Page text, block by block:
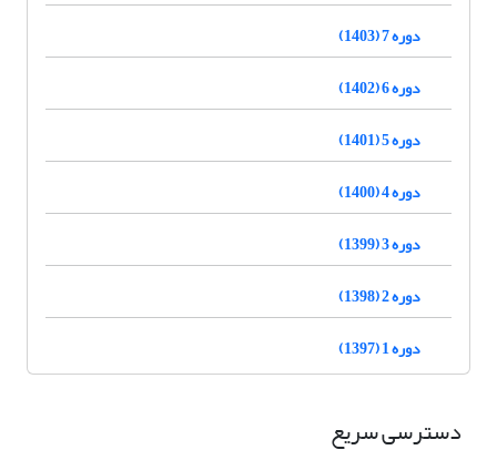
دوره 7 (1403)
دوره 6 (1402)
دوره 5 (1401)
دوره 4 (1400)
دوره 3 (1399)
دوره 2 (1398)
دوره 1 (1397)
دسترسی سریع